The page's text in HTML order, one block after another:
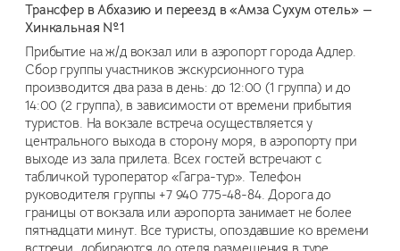
Трансфер в Абхазию и переезд в «Амза Сухум отель» —
Хинкальная №1
Прибытие на ж/д вокзал или в аэропорт города Адлер.
Сбор группы участников экскурсионного тура
производится два раза в день: до 12:00 (1 группа) и до
14:00 (2 группа), в зависимости от времени прибытия
туристов. На вокзале встреча осуществляется у
центрального выхода в сторону моря, в аэропорту при
выходе из зала прилета. Всех гостей встречают с
табличкой туроператор «Гагра-тур». Телефон
руководителя группы +7 940 775-48-84. Дорога до
границы от вокзала или аэропорта занимает не более
пятнадцати минут. Все туристы, опоздавшие ко времени